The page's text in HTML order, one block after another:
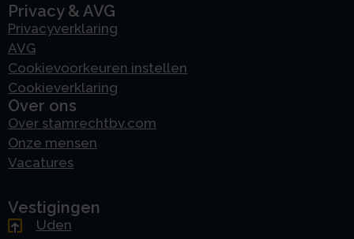
Privacy & AVG
Privacyverklaring
AVG
Cookievoorkeuren instellen
Cookieverklaring
Over ons
Over stamrechtbv.com
Onze mensen
Vacatures
Vestigingen
Uden